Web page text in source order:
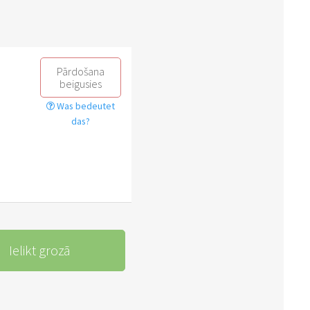
Pārdošana
beigusies
Was bedeutet
das?
Ielikt grozā